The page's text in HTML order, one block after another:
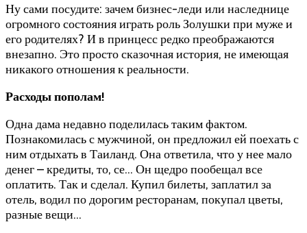
Ну сами посудите: зачем бизнес-леди или наследнице
огромного состояния играть роль Золушки при муже и
его родителях? И в принцесс редко преображаются
внезапно. Это просто сказочная история, не имеющая
никакого отношения к реальности.
Расходы пополам!
Одна дама недавно поделилась таким фактом.
Познакомилась с мужчиной, он предложил ей поехать с
ним отдыхать в Таиланд. Она ответила, что у нее мало
денег – кредиты, то, се… Он щедро пообещал все
оплатить. Так и сделал. Купил билеты, заплатил за
отель, водил по дорогим ресторанам, покупал цветы,
разные вещи…